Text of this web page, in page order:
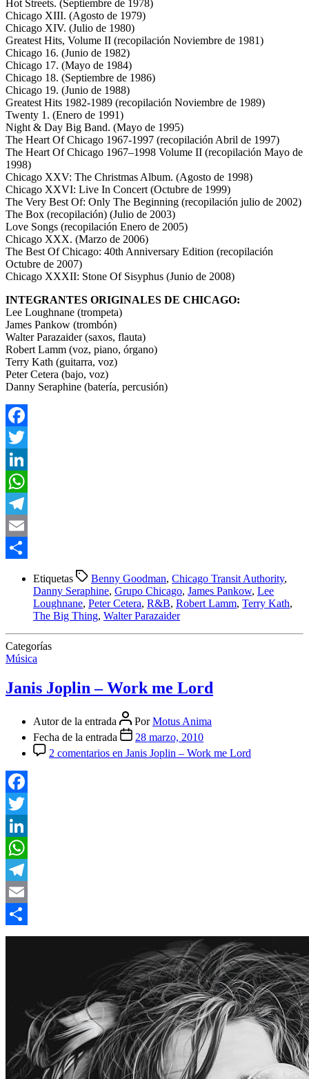
Hot Streets. (Septiembre de 1978)
Chicago XIII. (Agosto de 1979)
Chicago XIV. (Julio de 1980)
Greatest Hits, Volume II (recopilación Noviembre de 1981)
Chicago 16. (Junio de 1982)
Chicago 17. (Mayo de 1984)
Chicago 18. (Septiembre de 1986)
Chicago 19. (Junio de 1988)
Greatest Hits 1982-1989 (recopilación Noviembre de 1989)
Twenty 1. (Enero de 1991)
Night & Day Big Band. (Mayo de 1995)
The Heart Of Chicago 1967-1997 (recopilación Abril de 1997)
The Heart Of Chicago 1967–1998 Volume II (recopilación Mayo de
1998)
Chicago XXV: The Christmas Album. (Agosto de 1998)
Chicago XXVI: Live In Concert (Octubre de 1999)
The Very Best Of: Only The Beginning (recopilación julio de 2002)
The Box (recopilación) (Julio de 2003)
Love Songs (recopilación Enero de 2005)
Chicago XXX. (Marzo de 2006)
The Best Of Chicago: 40th Anniversary Edition (recopilación
Octubre de 2007)
Chicago XXXII: Stone Of Sisyphus (Junio de 2008)
INTEGRANTES ORIGINALES DE CHICAGO:
Lee Loughnane (trompeta)
James Pankow (trombón)
Walter Parazaider (saxos, flauta)
Robert Lamm (voz, piano, órgano)
Terry Kath (guitarra, voz)
Peter Cetera (bajo, voz)
Danny Seraphine (batería, percusión)
Facebook
Twitter
LinkedIn
WhatsApp
Telegram
Email
Etiquetas Benny Goodman, Chicago Transit Authority,
Danny Seraphine, Grupo Chicago, James Pankow, Lee
Loughnane, Peter Cetera, R&B, Robert Lamm, Terry Kath,
The Big Thing, Walter Parazaider
Categorías
Música
Janis Joplin – Work me Lord
Autor de la entrada PorMotus Anima
Fecha de la entrada
28 marzo, 2010
2 comentarios en Janis Joplin – Work me Lord
Facebook
Twitter
LinkedIn
WhatsApp
Telegram
Email
Compartir